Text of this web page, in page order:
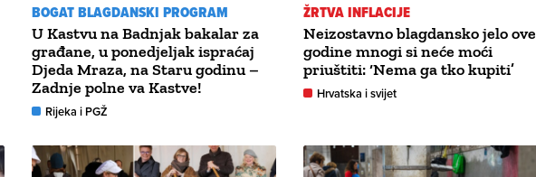
BOGAT BLAGDANSKI PROGRAM
U Kastvu na Badnjak bakalar za
građane, u ponedjeljak ispraćaj
Djeda Mraza, na Staru godinu –
Zadnje polne va Kastve!
Rijeka i PGŽ
ŽRTVA INFLACIJE
Neizostavno blagdansko jelo ove
godine mnogi si neće moći
priuštiti: ‘Nema ga tko kupiti’
Hrvatska i svijet